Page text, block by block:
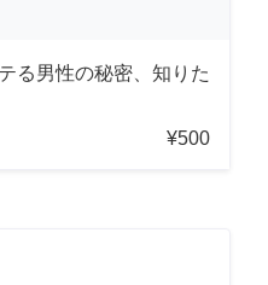
る男性の秘密、知りた
¥500